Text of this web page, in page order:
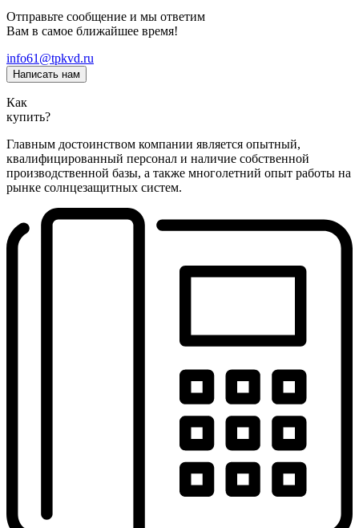
Отправьте сообщение и мы ответим
Вам в самое ближайшее время!
info61@tpkvd.ru
Написать нам
Как
купить?
Главным достоинством компании является опытный,
квалифицированный персонал и наличие собственной
производственной базы, а также многолетний опыт работы на
рынке солнцезащитных систем.